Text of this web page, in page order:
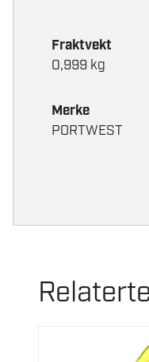
Fraktvekt
0,999 kg
Merke
PORTWEST